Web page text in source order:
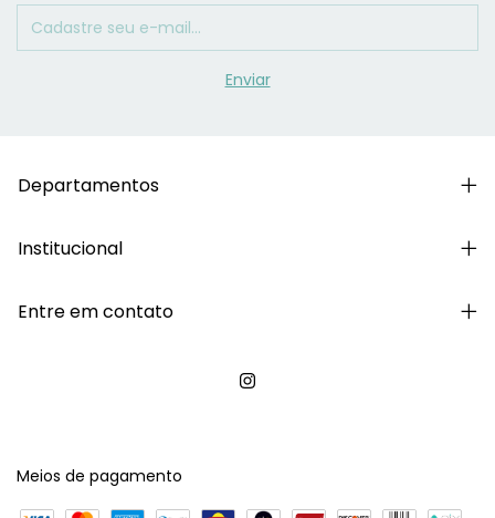
Departamentos
Institucional
Entre em contato
Meios de pagamento